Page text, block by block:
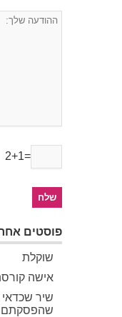
2+1=
פוסטים
שוקלת
אישה
שיר
שהפסקתם